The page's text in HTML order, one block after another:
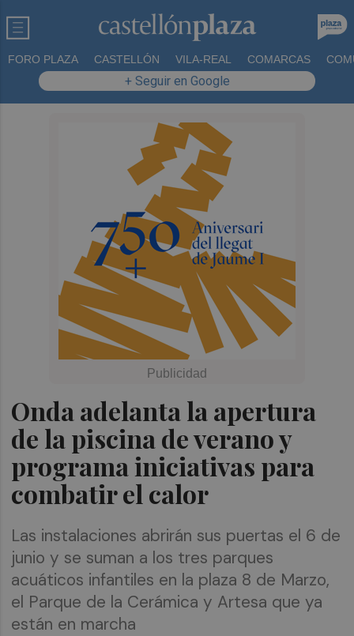
FORO PLAZA CASTELLÓN VILA-REAL COMARCAS
+ Seguir en Google
Onda adelanta la apertura
de la piscina de verano y
programa iniciativas para
combatir el calor
Las instalaciones abrirán sus puertas el 6 de
junio y se suman a los tres parques
acuáticos infantiles en la plaza 8 de Marzo,
el Parque de la Cerámica y Artesa que ya
están en marcha